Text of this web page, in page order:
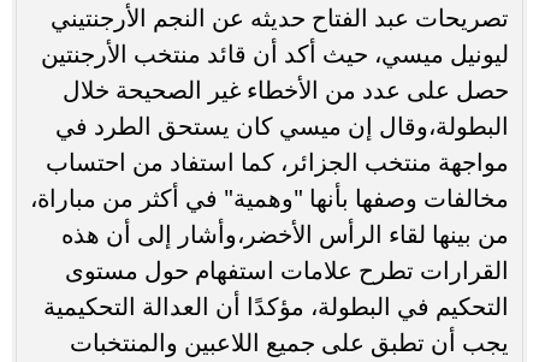
تصريحات عبد الفتاح حديثه عن النجم الأرجنتيني
ليونيل ميسي، حيث أكد أن قائد منتخب الأرجنتين
حصل على عدد من الأخطاء غير الصحيحة خلال
البطولة،وقال إن ميسي كان يستحق الطرد في
مواجهة منتخب الجزائر، كما استفاد من احتساب
مخالفات وصفها بأنها "وهمية" في أكثر من مباراة،
من بينها لقاء الرأس الأخضر،وأشار إلى أن هذه
القرارات تطرح علامات استفهام حول مستوى
التحكيم في البطولة، مؤكدًا أن العدالة التحكيمية
يجب أن تطبق على جميع اللاعبين والمنتخبات